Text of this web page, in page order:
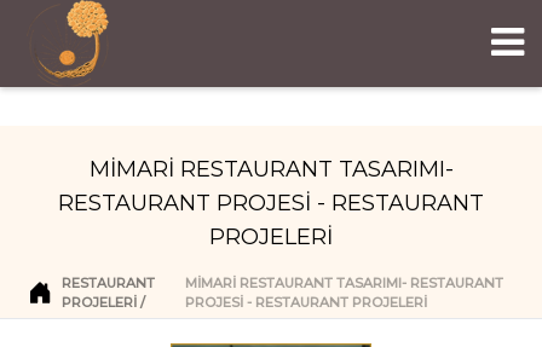
MİMARİ RESTAURANT TASARIMI-
RESTAURANT PROJESİ - RESTAURANT
PROJELERİ
RESTAURANT
PROJELERI
MİMARİ RESTAURANT TASARIMI- RESTAURANT
PROJESİ - RESTAURANT PROJELERİ